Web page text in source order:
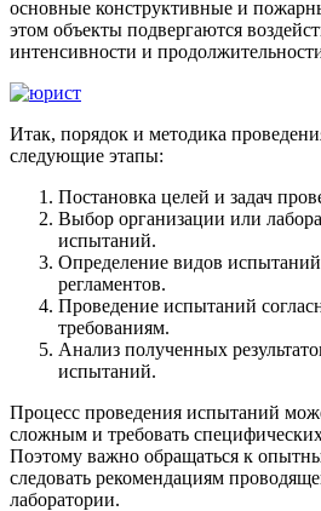
основные конструктивные и
этом объекты подвергаются
интенсивности и
Итак, порядок и методика
следующие этапы:
Постановка целей и задач
Выбор организации или
испытаний.
Определение видов
регламентов.
Проведение испытаний
требованиям.
Анализ полученных
испытаний.
Процесс проведения испытаний
сложным и требовать
Поэтому важно обращаться к
следовать рекомендациям
лаборатории.